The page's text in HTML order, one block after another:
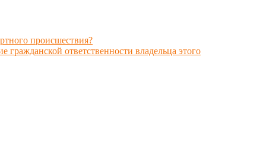
происшествия?
гражданской ответственности владельца этого